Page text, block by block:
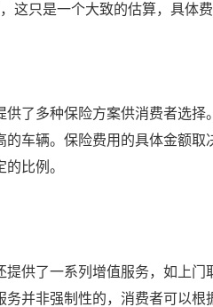
这只是一个大致的估算，具体
了多种保险方案供消费者选
车辆。保险费用的具体金额
比例。
供了一系列增值服务，如上
并非强制性的，消费者可以